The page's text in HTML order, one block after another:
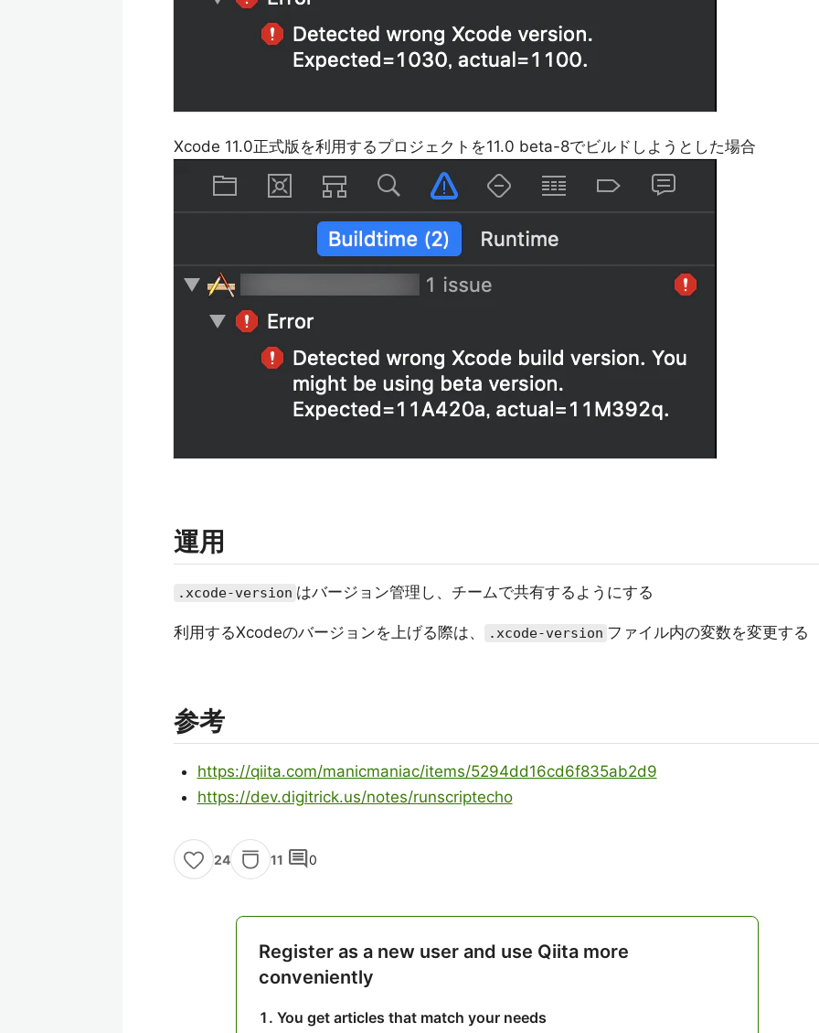
Xcode 11.0正式版を利用するプロジェクトを11.0 beta-8でビルドしようとした場合
運用
.xcode-version はバージョン管理し、チームで共有するようにする
利用するXcodeのバージョンを上げる際は、 .xcode-version ファイル内の変数を変更する
参考
https://qiita.com/manicmaniac/items/5294dd16cd6f835ab2d9
https://dev.digitrick.us/notes/runscriptecho
24 11 comment0
Register as a new user and use Qiita more
conveniently
You get articles that match your needs